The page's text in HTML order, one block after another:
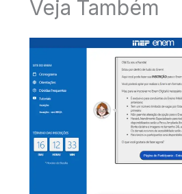
Veja Também